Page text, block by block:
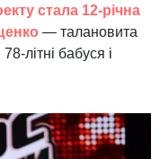
стала 12-річна
— талановита
літні бабуся і